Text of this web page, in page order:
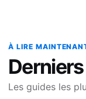
À LIRE
Les guides les